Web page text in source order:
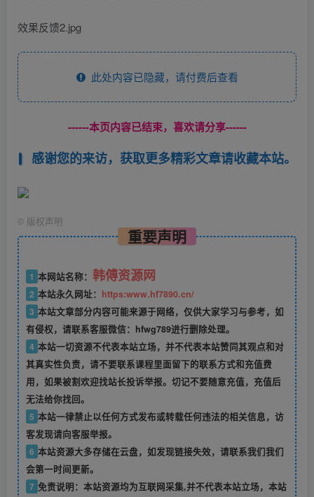
效果反馈2.jpg
此处内容已隐藏，请付费后查看
------本页内容已结束，喜欢请分享------
感谢您的来访，获取更多精彩文章请收藏本站。
© 版权声明
重要声明
1 本网站名称： 韩傅资源网
2 本站永久网址： https:www.hf7890.cn/
3 本站文章部分内容可能来源于网络，仅供大家学习与参考，如
有侵权，请联系客服微信：hfwg789进行删除处理。
4 本站一切资源不代表本站立场，并不代表本站赞同其观点和对
其真实性负责，请不要联系课程里面留下的联系方式和充值费
用，如果被割欢迎找站长投诉举报。切记不要随意充值，充值后
无法给你找回。
5 本站一律禁止以任何方式发布或转载任何违法的相关信息，访
客发现请向客服举报。
6 本站资源大多存储在云盘，如发现链接失效，请联系我们我们
会第一时间更新。
7 免责说明：本站资源均为互联网采集,并不代表本站立场，本站